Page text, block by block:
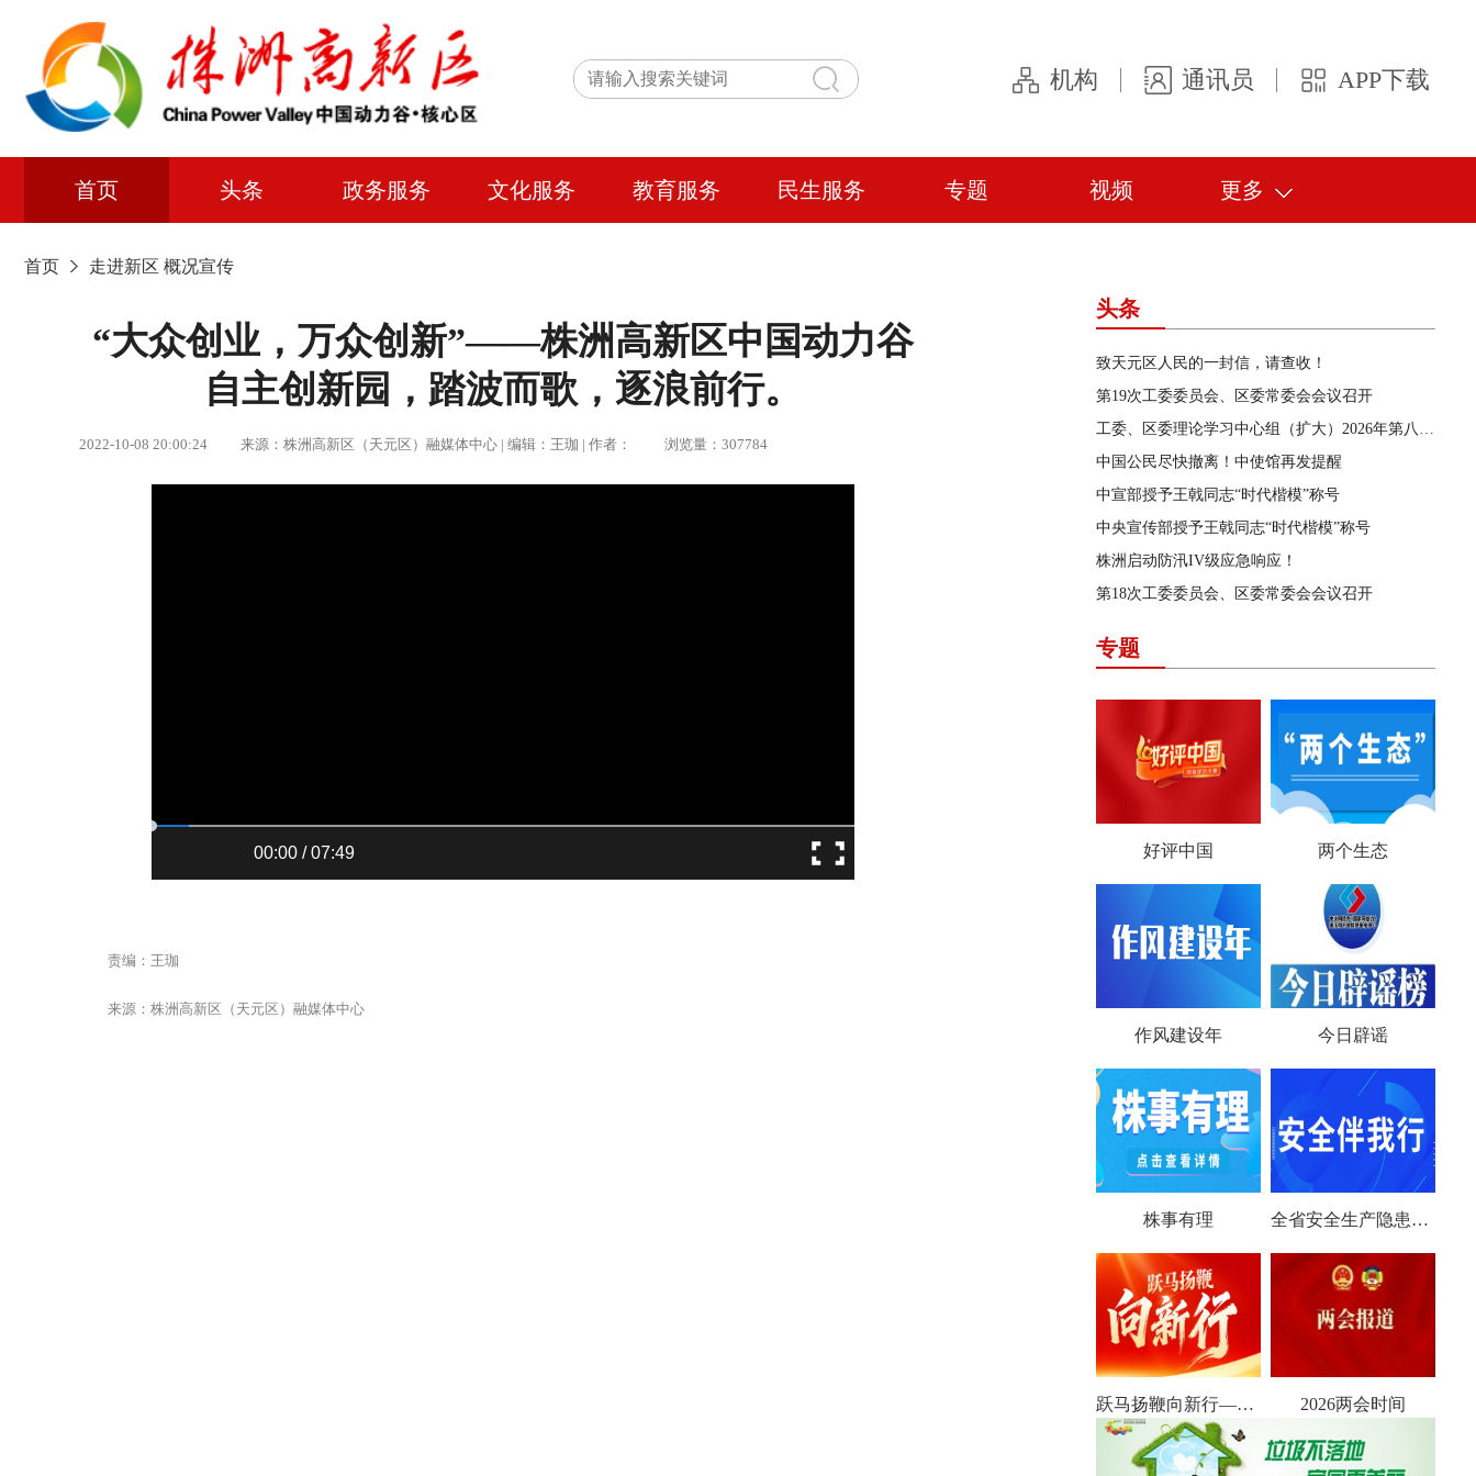
机构 通讯员 APP下载
首页 头条 政务服务 文化服务 教育服务 民生服务 专题 视频 更多
首页 走进新区 概况宣传
“大众创业，万众创新”——株洲高新区中国动力谷
自主创新园，踏波而歌，逐浪前行。
2022-10-08 20:00:24 来源：株洲高新区（天元区）融媒体中心 | 编辑：王珈 | 作者： 浏览量：307784
00:00 / 07:49
责编：王珈
来源：株洲高新区（天元区）融媒体中心
头条
致天元区人民的一封信，请查收！
第19次工委委员会、区委常委会会议召开
工委、区委理论学习中心组（扩大）2026年第八次集体学习举行
中国公民尽快撤离！中使馆再发提醒
中宣部授予王戟同志“时代楷模”称号
中央宣传部授予王戟同志“时代楷模”称号
株洲启动防汛IV级应急响应！
第18次工委委员会、区委常委会会议召开
专题
好评中国 两个生态
作风建设年 今日辟谣
株事有理 全省安全生产隐患大排查大整治
跃马扬鞭向新行——聚焦2026全国两会 2026两会时间